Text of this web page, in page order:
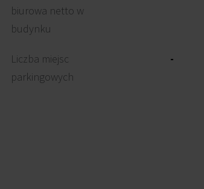
biurowa netto w
budynku
Liczba miejsc
parkingowych
-